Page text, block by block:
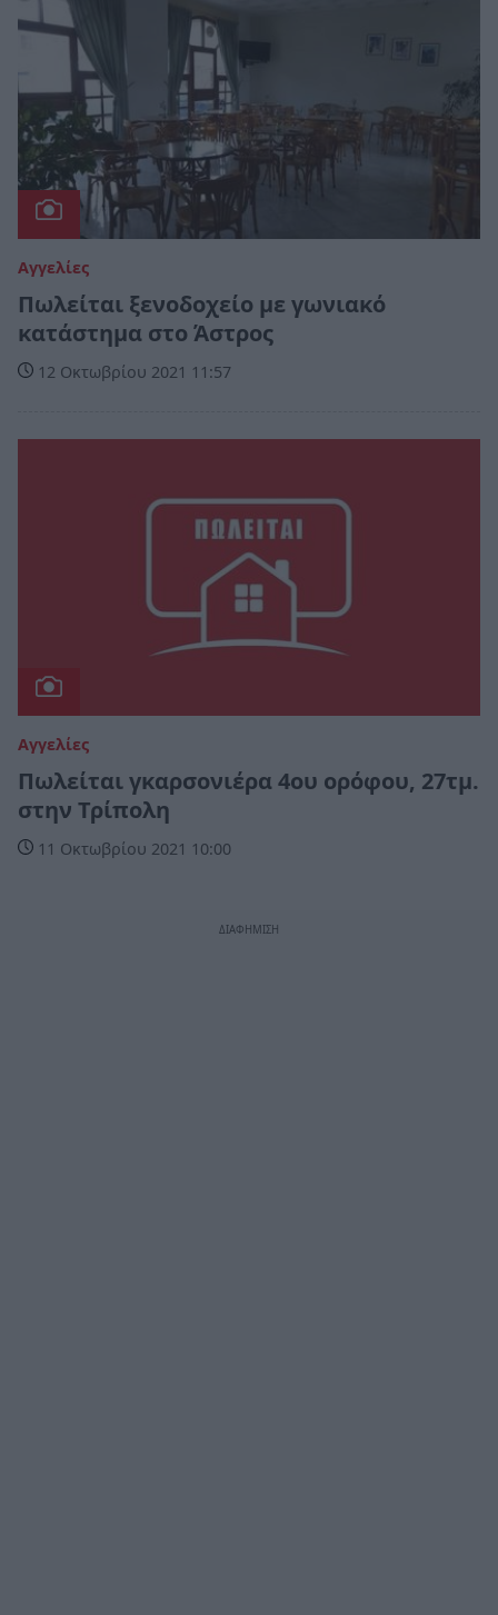
Αγγελίες
Πωλείται ξενοδοχείο με γωνιακό
κατάστημα στο Άστρος
12 Οκτωβρίου 2021 11:57
Αγγελίες
Πωλείται γκαρσονιέρα 4ου ορόφου, 27τμ.
στην Τρίπολη
11 Οκτωβρίου 2021 10:00